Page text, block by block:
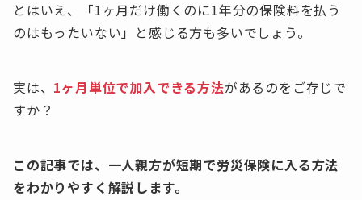
とはいえ、「1ヶ月だけ働くのに1年分の保険料を払う
のはもったいない」と感じる方も多いでしょう。
実は、 1ヶ月単位で加入できる方法があるのをご存じで
すか？
この記事では、一人親方が短期で労災保険に入る方法
をわかりやすく解説します。